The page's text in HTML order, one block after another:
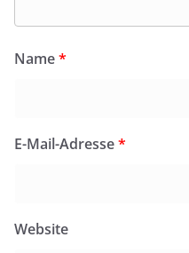
Name*
E-Mail-Adresse*
Website